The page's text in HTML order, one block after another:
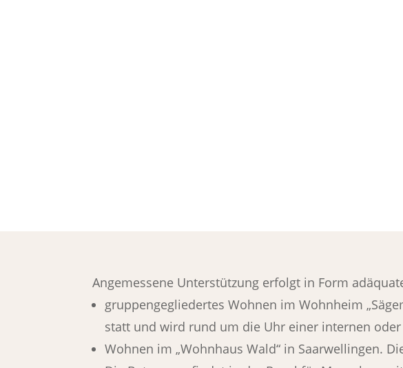
Angemessene Unterstützung erfolgt in Form
gruppengegliedertes Wohnen im Wohnheim
statt und wird rund um die Uhr einer internen
Wohnen im „Wohnhaus Wald“ in Saarwellingen.